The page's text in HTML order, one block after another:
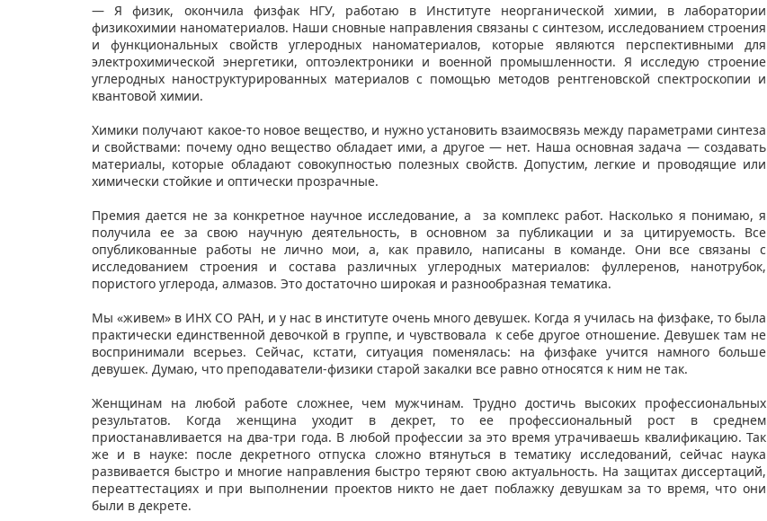
— Я физик, окончила физфак НГУ, работаю в Институте неорганической химии, в лаборатории
физикохимии наноматериалов. Наши сновные направления связаны с синтезом, исследованием строения
и функциональных свойств углеродных наноматериалов, которые являются перспективными для
электрохимической энергетики, оптоэлектроники и военной промышленности. Я исследую строение
углеродных наноструктурированных материалов с помощью методов рентгеновской спектроскопии и
квантовой химии.
Химики получают какое-то новое вещество, и нужно установить взаимосвязь между параметрами синтеза
и свойствами: почему одно вещество обладает ими, а другое — нет. Наша основная задача — создавать
материалы, которые обладают совокупностью полезных свойств. Допустим, легкие и проводящие или
химически стойкие и оптически прозрачные.
Премия дается не за конкретное научное исследование, а за комплекс работ. Насколько я понимаю, я
получила ее за свою научную деятельность, в основном за публикации и за цитируемость. Все
опубликованные работы не лично мои, а, как правило, написаны в команде. Они все связаны с
исследованием строения и состава различных углеродных материалов: фуллеренов, нанотрубок,
пористого углерода, алмазов. Это достаточно широкая и разнообразная тематика.
Мы «живем» в ИНХ СО РАН, и у нас в институте очень много девушек. Когда я училась на физфаке, то была
практически единственной девочкой в группе, и чувствовала к себе другое отношение. Девушек там не
воспринимали всерьез. Сейчас, кстати, ситуация поменялась: на физфаке учится намного больше
девушек. Думаю, что преподаватели-физики старой закалки все равно относятся к ним не так.
Женщинам на любой работе сложнее, чем мужчинам. Трудно достичь высоких профессиональных
результатов. Когда женщина уходит в декрет, то ее профессиональный рост в среднем
приостанавливается на два-три года. В любой профессии за это время утрачиваешь квалификацию. Так
же и в науке: после декретного отпуска сложно втянуться в тематику исследований, сейчас наука
развивается быстро и многие направления быстро теряют свою актуальность. На защитах диссертаций,
переаттестациях и при выполнении проектов никто не дает поблажку девушкам за то время, что они
были в декрете.